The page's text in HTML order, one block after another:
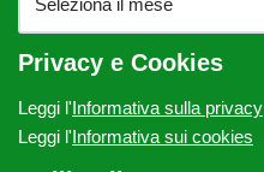
Privacy e Cookies
Leggi l'Informativa sulla privacy
Leggi l'Informativa sui cookies